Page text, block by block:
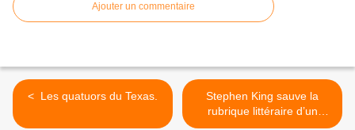
Ajouter un commentaire
< ​ Les quatuors du Texas.
Stephen King sauve la
rubrique littéraire d’un
journal du Maine >